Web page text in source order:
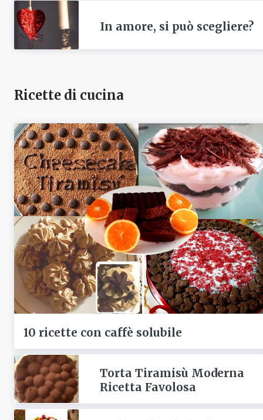
In amore, si può scegliere?
Ricette di cucina
10 ricette con caffè solubile
Torta Tiramisù Moderna
Ricetta Favolosa